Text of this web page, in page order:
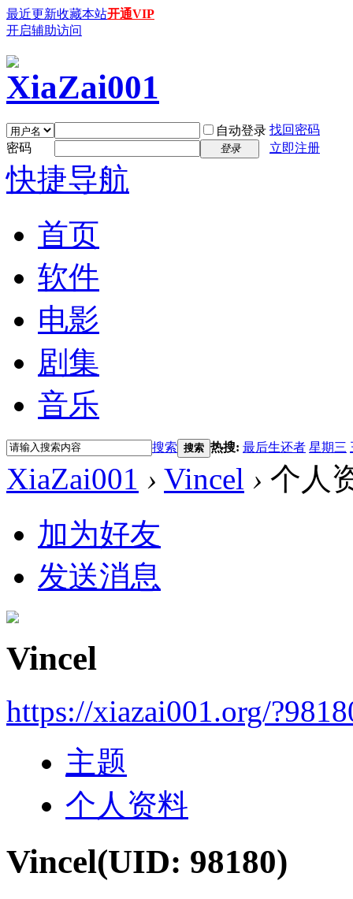
最近更新收藏本站开通VIP
开启辅助访问
自动登录 找回密码
密码
登录 立即注册
快捷导航
首页
软件
电影
剧集
音乐
搜索 搜索 热搜: 最后生还者 星期三
XiaZai001 › Vincel › 个人
加为好友
发送消息
Vincel
https://xiazai001.org/
主题
个人资料
Vincel(UID: 98180)